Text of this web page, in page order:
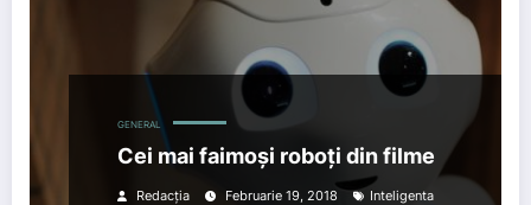
GENERAL
Cei mai faimoși roboți din filme
Redacția Februarie 19, 2018
Inteligenta